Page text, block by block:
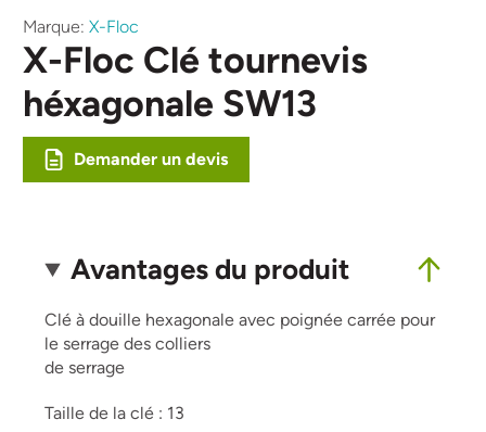
Marque:X-Floc
X-Floc Clé tournevis
héxagonale SW13
Demander un devis
Avantages du produit
Clé à douille hexagonale avec poignée carrée pour
le serrage des colliers
de serrage
Taille de la clé : 13